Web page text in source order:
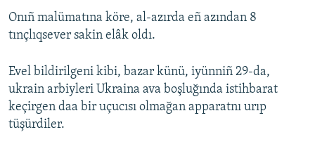
Русский
QOŞULIÑIZ!
Onıñ malümatına köre, al-azırda eñ azından 8
tınçlıqsever sakin elâk oldı.
Evel bildirilgeni kibi, bazar künü, iyünniñ 29-da,
ukrain arbiyleri Ukraina ava boşluğında istihbarat
keçirgen daa bir uçucısı olmağan apparatnı urıp
tüşürdiler.